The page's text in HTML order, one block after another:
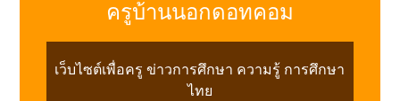
ครูบ้านนอกดอทคอม
เว็บไซต์เพื่อครู ข่าวการศึกษา ความรู้ การศึกษา
ไทย